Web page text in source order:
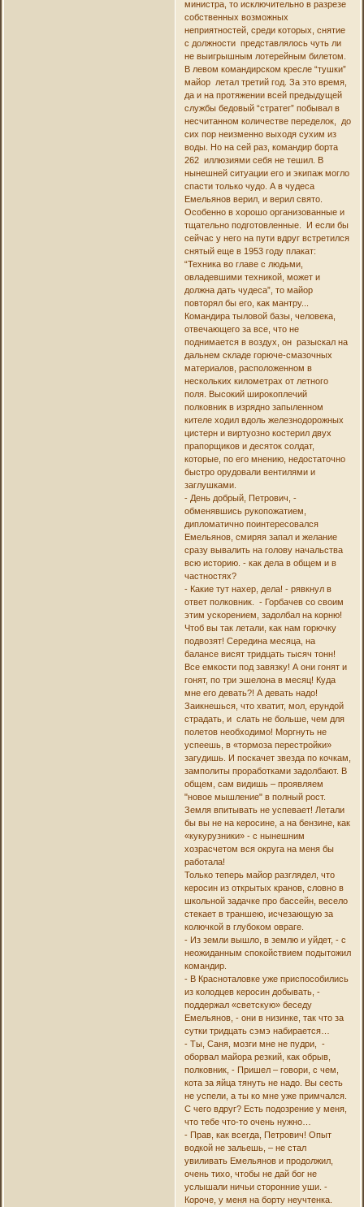
министра, то исключительно в разрезе
собственных возможных
неприятностей, среди которых, снятие
с должности представлялось чуть ли
не выигрышным лотерейным билетом.
В левом командирском кресле “тушки”
майор летал третий год. За это время,
да и на протяжении всей предыдущей
службы бедовый “стратег” побывал в
несчитанном количестве переделок, до
сих пор неизменно выходя сухим из
воды. Но на сей раз, командир борта
262 иллюзиями себя не тешил. В
нынешней ситуации его и экипаж могло
спасти только чудо. А в чудеса
Емельянов верил, и верил свято.
Особенно в хорошо организованные и
тщательно подготовленные. И если бы
сейчас у него на пути вдруг встретился
снятый еще в 1953 году плакат:
“Техника во главе с людьми,
овладевшими техникой, может и
должна дать чудеса”, то майор
повторял бы его, как мантру...
Командира тыловой базы, человека,
отвечающего за все, что не
поднимается в воздух, он разыскал на
дальнем складе горюче-смазочных
материалов, расположенном в
нескольких километрах от летного
поля. Высокий широкоплечий
полковник в изрядно запыленном
кителе ходил вдоль железнодорожных
цистерн и виртуозно костерил двух
прапорщиков и десяток солдат,
которые, по его мнению, недостаточно
быстро орудовали вентилями и
заглушками.
- День добрый, Петрович, -
обменявшись рукопожатием,
дипломатично поинтересовался
Емельянов, смиряя запал и желание
сразу вывалить на голову начальства
всю историю. - как дела в общем и в
частностях?
- Какие тут нахер, дела! - рявкнул в
ответ полковник. - Горбачев со своим
этим ускорением, задолбал на корню!
Чтоб вы так летали, как нам горючку
подвозят! Середина месяца, на
балансе висят тридцать тысяч тонн!
Все емкости под завязку! А они гонят и
гонят, по три эшелона в месяц! Куда
мне его девать?! А девать надо!
Заикнешься, что хватит, мол, ерундой
страдать, и слать не больше, чем для
полетов необходимо! Моргнуть не
успеешь, в «тормоза перестройки»
загудишь. И поскачет звезда по кочкам,
замполиты проработками задолбают. В
общем, сам видишь – проявляем
"новое мышление" в полный рост.
Земля впитывать не успевает! Летали
бы вы не на керосине, а на бензине, как
«кукурузники» - с нынешним
хозрасчетом вся округа на меня бы
работала!
Только теперь майор разглядел, что
керосин из открытых кранов, словно в
школьной задачке про бассейн, весело
стекает в траншею, исчезающую за
колючкой в глубоком овраге.
- Из земли вышло, в землю и уйдет, - с
неожиданным спокойствием подытожил
командир.
- В Красноталовке уже приспособились
из колодцев керосин добывать, -
поддержал «светскую» беседу
Емельянов, - они в низинке, так что за
сутки тридцать сэмэ набирается…
- Ты, Саня, мозги мне не пудри, -
оборвал майора резкий, как обрыв,
полковник, - Пришел – говори, с чем,
кота за яйца тянуть не надо. Вы сесть
не успели, а ты ко мне уже примчался.
С чего вдруг? Есть подозрение у меня,
что тебе что-то очень нужно…
- Прав, как всегда, Петрович! Опыт
водкой не зальешь, – не стал
увиливать Емельянов и продолжил,
очень тихо, чтобы не дай бог не
услышали ничьи сторонние уши. -
Короче, у меня на борту неучтенка.